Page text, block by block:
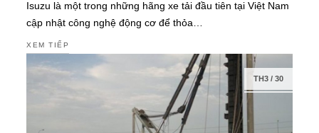
Isuzu là một trong những hãng xe tải đầu tiên tại Việt Nam
cập nhật công nghệ động cơ để thỏa…
XEM TIẾP
TH3/ 30